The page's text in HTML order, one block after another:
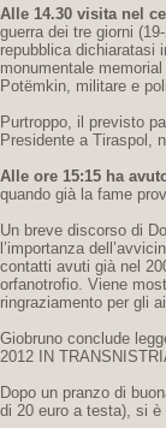
Alle 14.30 visita nel
guerra dei tre giorni
repubblica dichiaratasi
monumentale
Potëmkin, militare e
Purtroppo, il previsto
Presidente a Tiraspol,
Alle ore 15:15 ha
quando già la fame
Un breve discorso di
l’importanza
contatti avuti già nel
orfanotrofio. Viene
ringraziamento per gli
Giobruno conclude
2012 IN
Dopo un pranzo di
di 20 euro a testa), si